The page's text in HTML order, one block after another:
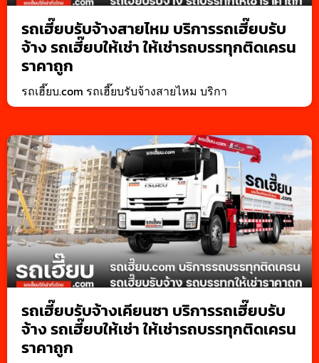
รถเฮี๊ยบรับจ้างสายไหม บริการรถเฮี๊ยบรับ
จ้าง รถเฮี๊ยบให้เช่า ให้เช่ารถบรรทุกติดเครน
ราคาถูก
รถเฮี๊ยบ.com รถเฮี๊ยบรับจ้างสายไหม บริกา
รถเฮี๊ยบรับจ้างเคียนซา บริการรถเฮี๊ยบรับ
จ้าง รถเฮี๊ยบให้เช่า ให้เช่ารถบรรทุกติดเครน
ราคาถูก